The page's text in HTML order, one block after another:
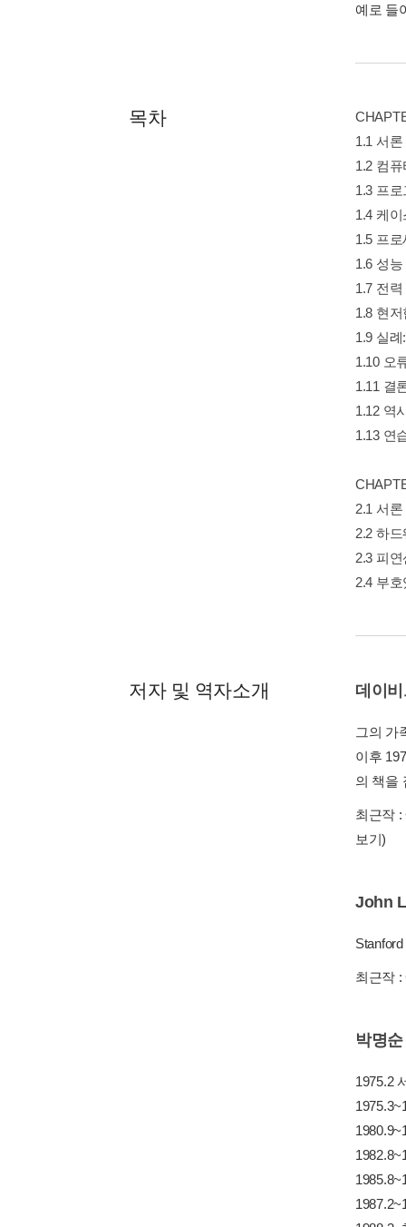
예로 들
목차
1.1 서론
1.2 컴
1.3 프
1.4 케
1.5 프
1.6 성능
1.7 전
1.8 현
1.9 실
1.10 오
1.11 결
1.12 역
1.13 연
2.1 서론
2.2 하
2.3 피
2.4 부
저자 및 역자소개 데이
그의 가
이후
의 책을
최근작 :
보기)
John
최근작 :
박명순
1975.2